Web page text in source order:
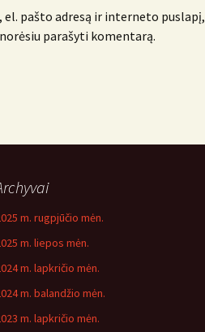
pašto adresą ir interneto puslapį,
parašyti komentarą.
m. rugpjūčio mėn.
m. liepos mėn.
m. lapkričio mėn.
m. balandžio mėn.
m. lapkričio mėn.